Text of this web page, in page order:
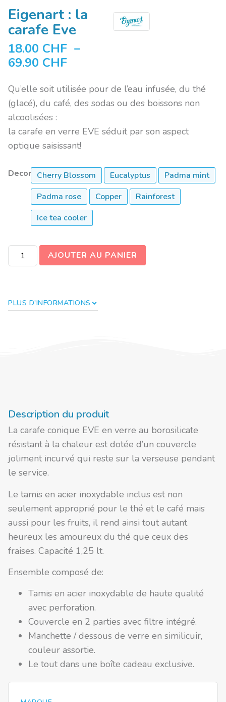
Eigenart : la
carafe Eve
18.00 CHF –
69.90 CHF
Qu’elle soit utilisée pour de l’eau infusée, du thé
(glacé), du café, des sodas ou des boissons non
alcoolisées :
la carafe en verre EVE séduit par son aspect
optique saisissant!
Decor Cherry Blossom Eucalyptus
Padma mint
Padma rose
Copper
Rainforest
Ice tea cooler
AJOUTER AU PANIER
PLUS D'INFORMATIONS
Description du produit
La carafe conique EVE en verre au borosilicate
résistant à la chaleur est dotée d’un couvercle
joliment incurvé qui reste sur la verseuse pendant
le service.
Le tamis en acier inoxydable inclus est non
seulement approprié pour le thé et le café mais
aussi pour les fruits, il rend ainsi tout autant
heureux les amoureux du thé que ceux des
fraises. Capacité 1,25 lt.
Ensemble composé de:
Tamis en acier inoxydable de haute qualité
avec perforation.
Couvercle en 2 parties avec filtre intégré.
Manchette / dessous de verre en similicuir,
couleur assortie.
Le tout dans une boîte cadeau exclusive.